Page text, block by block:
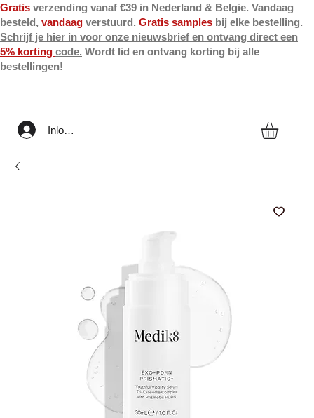
Gratis verzending vanaf €39 in Nederland & Belgie. Vandaag
besteld, vandaag verstuurd. Gratis samples bij elke bestelling.
Schrijf je hier in voor onze nieuwsbrief en ontvang direct een
5% korting code. Wordt lid en ontvang korting bij alle
bestellingen!
Inloggen